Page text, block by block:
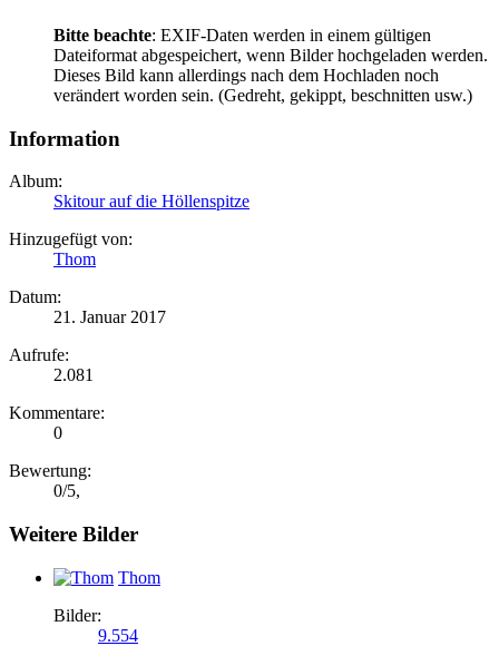
Bitte beachte: EXIF-Daten werden in einem gültigen
Dateiformat abgespeichert, wenn Bilder hochgeladen werden.
Dieses Bild kann allerdings nach dem Hochladen noch
verändert worden sein. (Gedreht, gekippt, beschnitten usw.)
Information
Album:
Skitour auf die Höllenspitze
Hinzugefügt von:
Thom
Datum:
21. Januar 2017
Aufrufe:
2.081
Kommentare:
0
Bewertung:
0/5,
Weitere Bilder
Thom
Bilder:
9.554